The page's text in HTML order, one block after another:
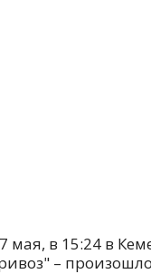
мая, в 15:24 в
–